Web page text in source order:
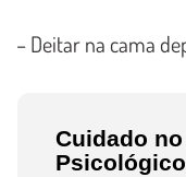
– Deitar na cama
Cuidado
Psicológico